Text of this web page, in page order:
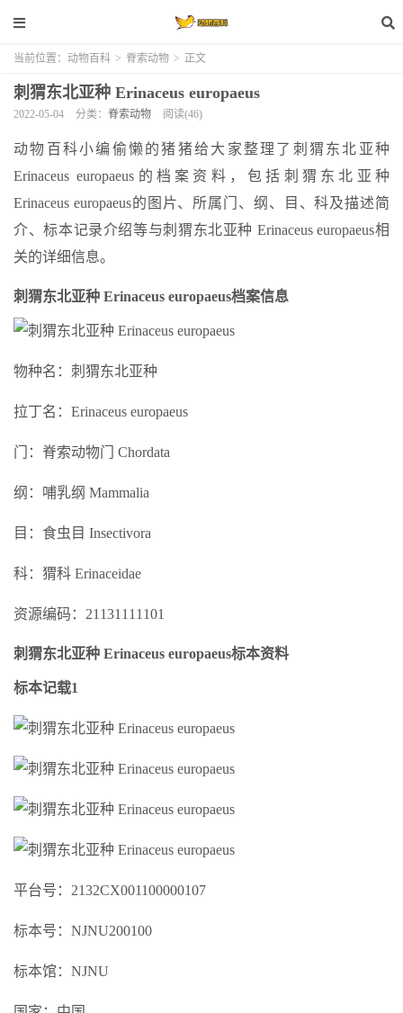
当前位置： 动物百科 > 脊索动物 > 正文
刺猬东北亚种 Erinaceus europaeus
2022-05-04 分类： 脊索动物 阅读(46)
动物百科小编偷懒的猪猪给大家整理了刺猬东北亚种
Erinaceus europaeus的档案资料，包括刺猬东北亚种
Erinaceus europaeus的图片、所属门、纲、目、科及描述简
介、标本记录介绍等与刺猬东北亚种 Erinaceus europaeus相
关的详细信息。
刺猬东北亚种 Erinaceus europaeus档案信息
物种名：刺猬东北亚种
拉丁名：Erinaceus europaeus
门：脊索动物门 Chordata
纲：哺乳纲 Mammalia
目：食虫目 Insectivora
科：猬科 Erinaceidae
资源编码：21131111101
刺猬东北亚种 Erinaceus europaeus标本资料
标本记载1
平台号：2132CX001100000107
标本号：NJNU200100
标本馆：NJNU